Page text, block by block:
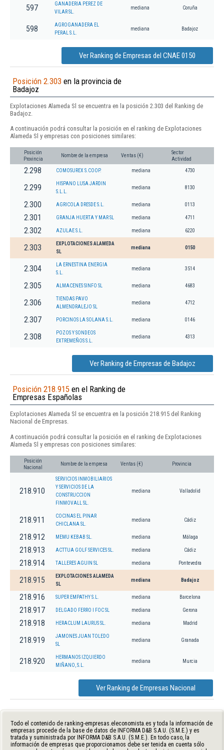
597
GANADERIA PEREZ DE
VILAR SL.
mediana Coruña
598
AGROGANADERA EL
PERAL S.L.
mediana Badajoz
Ver Ranking de Empresas del CNAE 0150
Posición 2.303 en la provincia de
Badajoz
Explotaciones Alameda Sl se encuentra en la posición 2.303 del Ranking de
Badajoz.
A continuación podrá consultar la posición en el ranking de Explotaciones
Alameda Sl y empresas con posiciones similares:
Posición
Provincia
Nombre de la empresa Ventas (€)
Sector
Actividad
2.298 COMOSUREX S.COOP. mediana 4730
2.299
HISPANO LUSA JARDIN
S.L.L.
mediana 8130
2.300 AGRICOLA DRESDE S.L. mediana 0113
2.301 GRANJA HUERTA Y MAR SL mediana 4711
2.302 AZULAE S.L. mediana 6220
2.303
EXPLOTACIONES ALAMEDA
SL
mediana 0150
2.304
LA ERNESTINA ENERGIA
S.L.
mediana 3514
2.305 ALMACENES SINFO SL mediana 4683
2.306
TIENDAS PAVO
ALMENDRALEJO SL
mediana 4712
2.307 PORCINOS LA SOLANA S.L. mediana 0146
2.308
POZOS Y SONDEOS
EXTREMEÑOS S.L.
mediana 4313
Ver Ranking de Empresas de Badajoz
Posición 218.915 en el Ranking de
Empresas Españolas
Explotaciones Alameda Sl se encuentra en la posición 218.915 del Ranking
Nacional de Empresas.
A continuación podrá consultar la posición en el ranking de Explotaciones
Alameda Sl y empresas con posiciones similares:
Posición
Nacional
Nombre de la empresa Ventas (€) Provincia
218.910
SERVICIOS INMOBILIARIOS
Y SERVICIOS DE LA
CONSTRUCCION
FINMOVALL SL.
mediana Valladolid
218.911
COCINAS EL PINAR
CHICLANA SL.
mediana Cádiz
218.912 MEMU KEBAB SL. mediana Málaga
218.913 ACTTUA GOLF SERVICES SL. mediana Cádiz
218.914 TALLERES AGUIN SL mediana Pontevedra
218.915
EXPLOTACIONES ALAMEDA
SL
mediana Badajoz
218.916 SUPER EMPATHY S.L. mediana Barcelona
218.917 DELGADO FERRO I FOC SL mediana Gerona
218.918 HERACLUM LAURUS SL. mediana Madrid
218.919
JAMONES JUAN TOLEDO
SL
mediana Granada
218.920
HERMANOS IZQUIERDO
MIÑANO, S.L.
mediana Murcia
Ver Ranking de Empresas Nacional
Todo el contenido de ranking-empresas.eleconomista.es y toda la información de
empresas procede de la base de datos de INFORMA D&B S.A.U. (S.M.E.) y es
tratada y suministrada por INFORMA D&B S.A.U. (S.M.E.). En todo caso, la
información de empresas que proporcionamos debe ser tenida en cuenta sólo